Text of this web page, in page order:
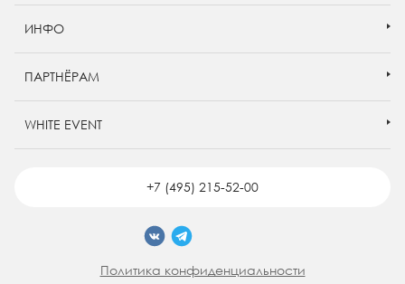
ИНФО
ПАРТНЁРАМ
WHITE EVENT
+7 (495) 215-52-00
Политика конфиденциальности